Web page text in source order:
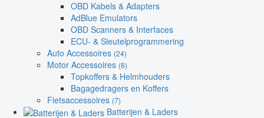
OBD Kabels & Adapters
AdBlue Emulators
OBD Scanners & Interfaces
ECU- & Sleutelprogrammering
Auto Accessoires (24)
Motor Accessoires (8)
Topkoffers & Helmhouders
Bagagedragers en Koffers
Fietsaccessoires (7)
Batterijen & Laders